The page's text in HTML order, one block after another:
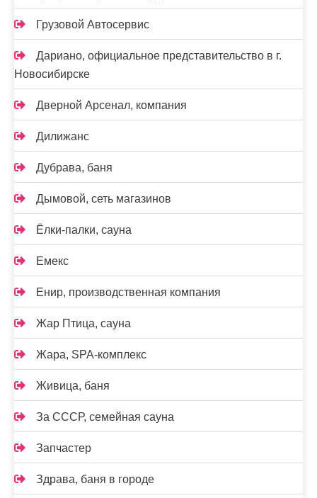
Грузовой Автосервис
Дариано, официальное представительство в г.
Новосибирске
Дверной Арсенал, компания
Дилижанс
Дубрава, баня
Дымовой, сеть магазинов
Ёлки-палки, сауна
Емекс
Енир, производственная компания
Жар Птица, сауна
Жара, SPA-комплекс
Живица, баня
За СССР, семейная сауна
Запчастер
Здрава, баня в городе